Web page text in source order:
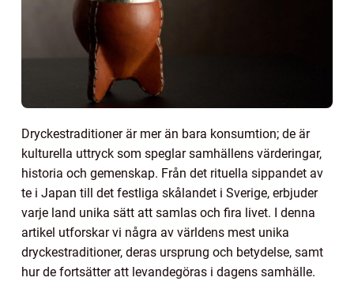
Dryckestraditioner är mer än bara konsumtion; de är
kulturella uttryck som speglar samhällens värderingar,
historia och gemenskap. Från det rituella sippandet av
te i Japan till det festliga skålandet i Sverige, erbjuder
varje land unika sätt att samlas och fira livet. I denna
artikel utforskar vi några av världens mest unika
dryckestraditioner, deras ursprung och betydelse, samt
hur de fortsätter att levandegöras i dagens samhälle.